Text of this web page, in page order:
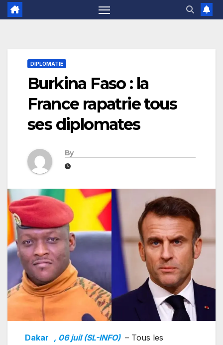
DIPLOMATIE
Burkina Faso : la
France rapatrie tous
ses diplomates
By
Dakar , 06 juil (SL-INFO) – Tous les